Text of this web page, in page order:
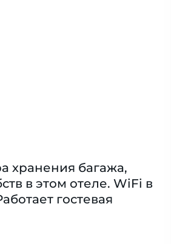
хранения багажа,
в этом отеле. WiFi в
гостевая